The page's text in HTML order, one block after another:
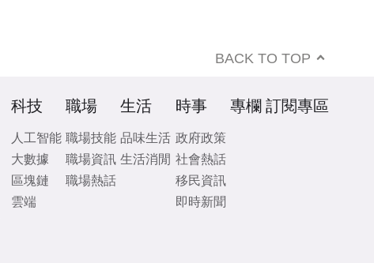
BACK TO TOP
科技
人工智能
大數據
區塊鏈
雲端
職場
職場技能
職場資訊
職場熱話
生活
品味生活
生活消閒
時事
政府政策
社會熱話
移民資訊
即時新聞
專欄 訂閱專區